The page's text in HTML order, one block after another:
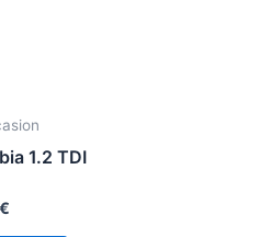
1.2 TDI
€